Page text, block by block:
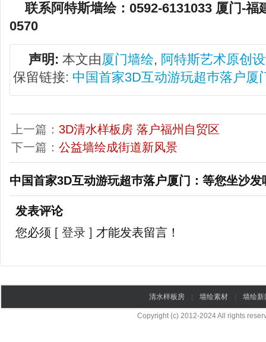
联系阿特斯墙绘：0592-6131033 厦门-福
0570
声明: 本文由厦门墙绘, 阿特斯艺术原创
保留链接: 中国首家3D互动游玩超巿落户厦
上一篇： 3D清水样板房 落户福州自贸区
下一篇： 公益墙绘成街道新风景
中国首家3D互动游玩超巿落户厦门：等您坐沙发
发表评论
您必须 [ 登录 ] 才能发表留言！
清水样板房 墙绘素材 墙绘新
Copyright (c) 2012-2024 All rights